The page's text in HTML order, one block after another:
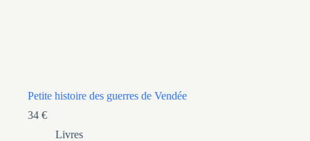
Petite histoire des guerres de Vendée
34 €
Livres